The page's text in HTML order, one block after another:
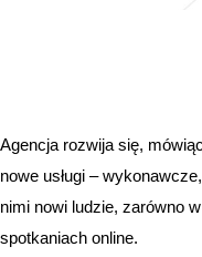
Agencja rozwija się,
nowe usługi –
nimi nowi ludzie, zarówno
spotkaniach online.